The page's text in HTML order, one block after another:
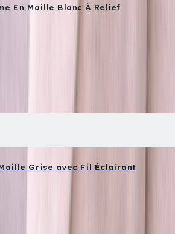
En Maille Blanc À Relief
Grise avec Fil Éclairant